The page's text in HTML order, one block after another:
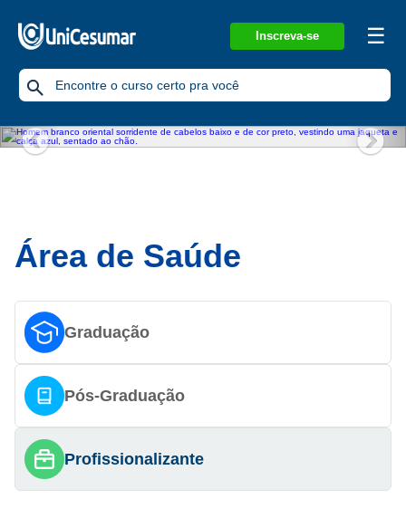
Inscreva-se ☰
Previous
Área de Saúde
Graduação
Pós-Graduação
Profissionalizante